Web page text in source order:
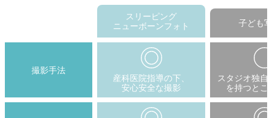
スリーピング
ニューボーンフォト
子ども
撮影手法
産科医院指導の下、
安心安全な撮影
スタジオ独自
を持つとこ